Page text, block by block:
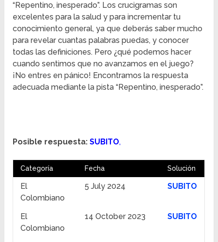
“Repentino, inesperado”. Los crucigramas son
excelentes para la salud y para incrementar tu
conocimiento general, ya que deberás saber mucho
para revelar cuantas palabras puedas, y conocer
todas las definiciones. Pero ¿qué podemos hacer
cuando sentimos que no avanzamos en el juego?
¡No entres en pánico! Encontramos la respuesta
adecuada mediante la pista “Repentino, inesperado”.
Posible respuesta: SUBITO,
Categoría Fecha Solución
El
Colombiano
5 July 2024 SUBITO
El
Colombiano
14 October 2023 SUBITO